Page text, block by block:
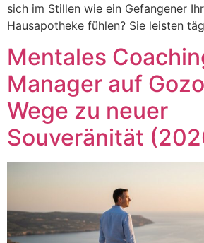
sich im Stillen wie ein Gefangener
Hausapotheke fühlen? Sie leisten
Mentales
Manager auf
Wege zu neuer
Souveränität